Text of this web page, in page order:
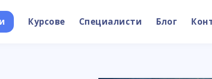
Курсове Специалисти Блог